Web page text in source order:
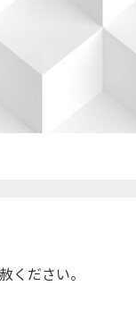
ください。